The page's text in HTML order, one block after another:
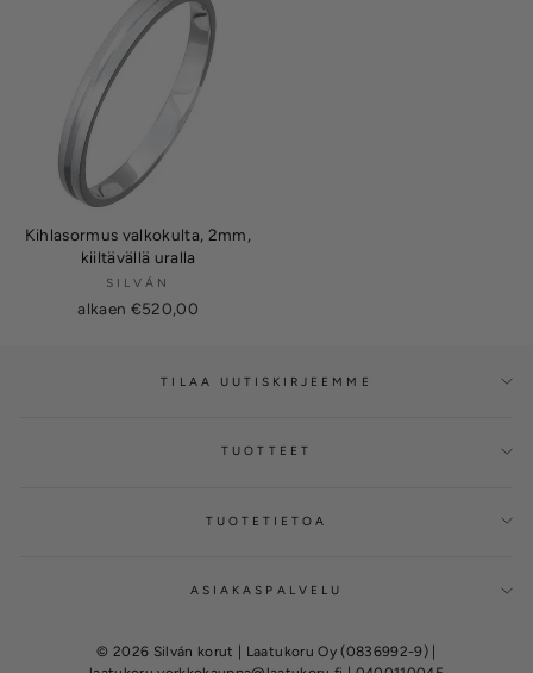
Kihlasormus valkokulta, 2mm,
kiiltävällä uralla
SILVÁN
alkaen €520,00
TILAA UUTISKIRJEEMME
TUOTTEET
TUOTETIETOA
ASIAKASPALVELU
© 2026 Silván korut | Laatukoru Oy (0836992-9) |